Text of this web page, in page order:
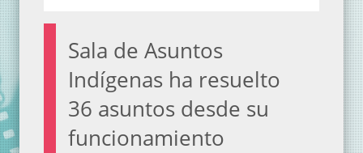
Sala de Asuntos
Indígenas ha resuelto
36 asuntos desde su
funcionamiento